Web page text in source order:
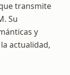
transmite
Su
y
actualidad,